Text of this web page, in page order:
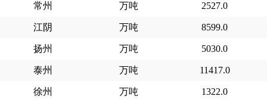
常州 万吨 2527.0
江阴 万吨 8599.0
扬州 万吨 5030.0
泰州 万吨 11417.0
徐州 万吨 1322.0